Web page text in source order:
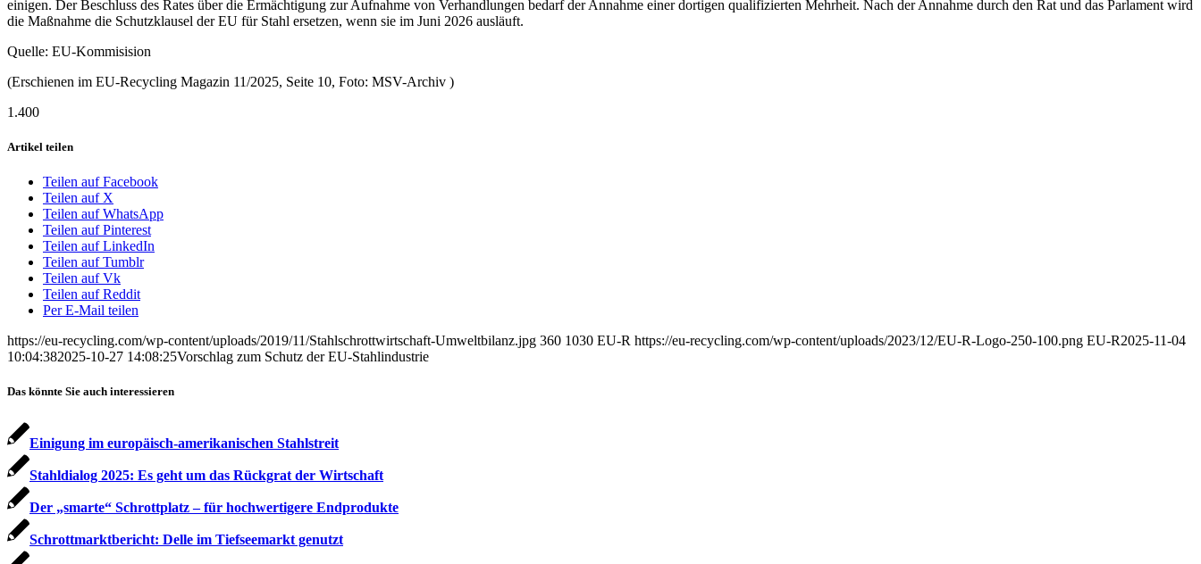
einigen. Der Beschluss des Rates über die Ermächtigung zur Aufnahme von Verhandlungen bedarf der Annahme einer dortigen qualifizierten Mehrheit. Nach der Annahme durch den Rat und das Parlament wird
die Maßnahme die Schutzklausel der EU für Stahl ersetzen, wenn sie im Juni 2026 ausläuft.
Quelle: EU-Kommisision
(Erschienen im EU-Recycling Magazin 11/2025, Seite 10, Foto: MSV-Archiv )
1.400
Artikel teilen
Teilen auf Facebook
Teilen auf X
Teilen auf WhatsApp
Teilen auf Pinterest
Teilen auf LinkedIn
Teilen auf Tumblr
Teilen auf Vk
Teilen auf Reddit
Per E-Mail teilen
https://eu-recycling.com/wp-content/uploads/2019/11/Stahlschrottwirtschaft-Umweltbilanz.jpg 360 1030 EU-R https://eu-recycling.com/wp-content/uploads/2023/12/EU-R-Logo-250-100.png EU-R2025-11-04
10:04:382025-10-27 14:08:25Vorschlag zum Schutz der EU-Stahlindustrie
Das könnte Sie auch interessieren
Einigung im europäisch-amerikanischen Stahlstreit
Stahldialog 2025: Es geht um das Rückgrat der Wirtschaft
Der „smarte“ Schrottplatz – für hochwertigere Endprodukte
Schrottmarktbericht: Delle im Tiefseemarkt genutzt